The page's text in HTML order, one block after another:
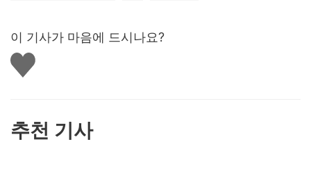
이 기사가 마음에 드시나요?
좋
아
추천 기사